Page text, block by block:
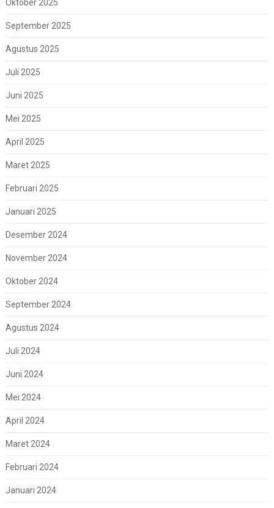
Oktober 2025
September 2025
Agustus 2025
Juli 2025
Juni 2025
Mei 2025
April 2025
Maret 2025
Februari 2025
Januari 2025
Desember 2024
November 2024
Oktober 2024
September 2024
Agustus 2024
Juli 2024
Juni 2024
Mei 2024
April 2024
Maret 2024
Februari 2024
Januari 2024